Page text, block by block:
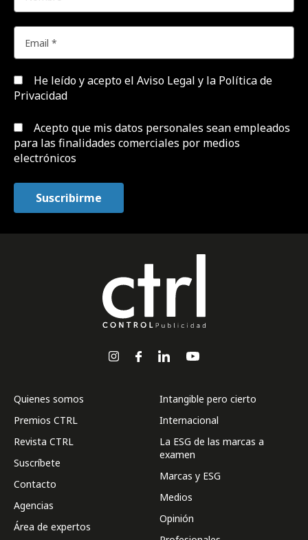
He leído y acepto el Aviso Legal y la Política de
Privacidad
Acepto que mis datos personales sean empleados
para las finalidades comerciales por medios
electrónicos
Quienes somos
Premios CTRL
Revista CTRL
Suscríbete
Contacto
Agencias
Área de expertos
Intangible pero cierto
Internacional
La ESG de las marcas a
examen
Marcas y ESG
Medios
Opinión